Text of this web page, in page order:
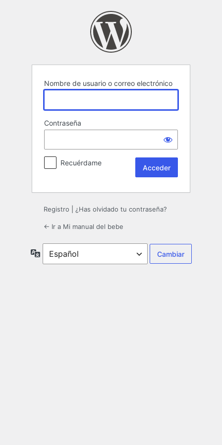
Nombre de usuario o correo electrónico
Contraseña
Recuérdame
Registro ¿Has olvidado tu contraseña?
← Ir a Mi manual del bebe
Idioma